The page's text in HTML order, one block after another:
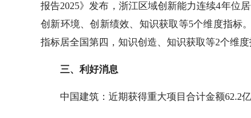
报告2025》发布，浙江区域创新能力连续4年位
创新环境、创新绩效、知识获取等5个维度指标
指标居全国第四，知识创造、知识获取等2个维度
三、利好消息
中国建筑：近期获得重大项目合计金额62.2